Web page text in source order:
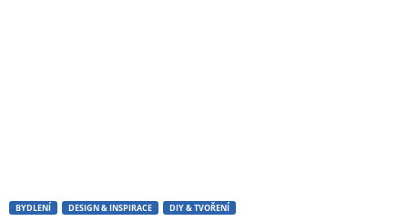
BYDLENÍ DESIGN & INSPIRACE DIY & TVOŘENÍ